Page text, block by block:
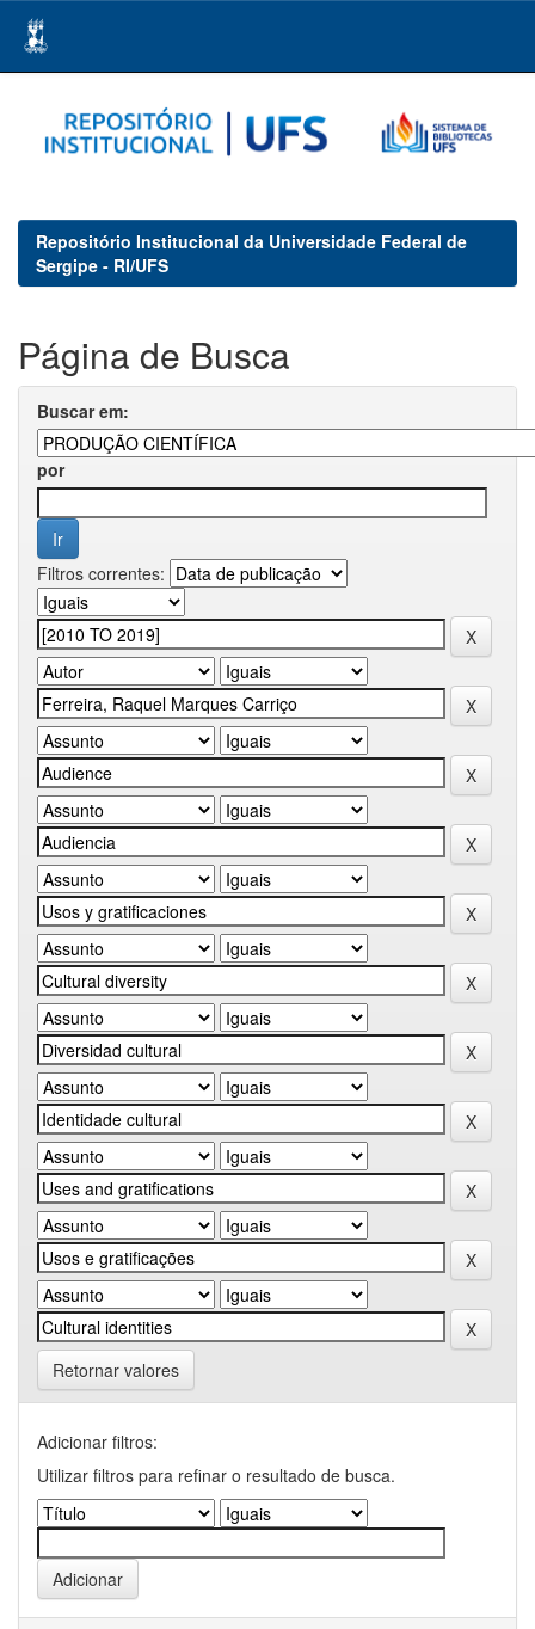
navigation
Repositório Institucional da Universidade Federal de
Sergipe - RI/UFS
Página de Busca
Buscar em:
por
Filtros correntes:
Retornar valores
Adicionar filtros:
Utilizar filtros para refinar o resultado de busca.